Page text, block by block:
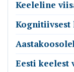
Keeleline
Eesti